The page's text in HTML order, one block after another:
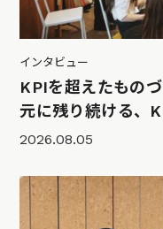
インタビュー
KPIを超えたもの
元に残り続ける、
2026.08.05